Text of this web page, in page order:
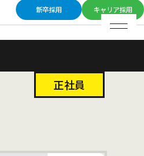
新卒採用 キャリア採用
正社員